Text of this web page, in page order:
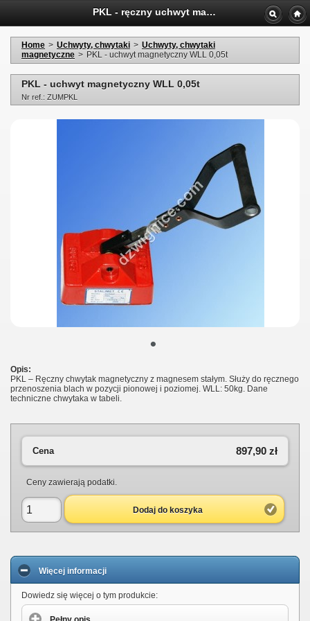
PKL - ręczny uchwyt magnesowy WLL 0,05t
Home > Uchwyty, chwytaki > Uchwyty, chwytaki
magnetyczne > PKL - uchwyt magnetyczny WLL 0,05t
PKL - uchwyt magnetyczny WLL 0,05t
Nr ref.: ZUMPKL
•
Opis:
PKL – Ręczny chwytak magnetyczny z magnesem stałym. Służy do ręcznego
przenoszenia blach w pozycji pionowej i poziomej. WLL: 50kg. Dane
techniczne chwytaka w tabeli.
897,90 zł
Cena
Ceny zawierają podatki.
Dodaj do koszyka
Więcej informacji
Dowiedz się więcej o tym produkcie: